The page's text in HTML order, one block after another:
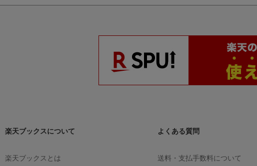
楽天ブックスについて
楽天ブックスとは
よくある質問
送料・支払手数料について